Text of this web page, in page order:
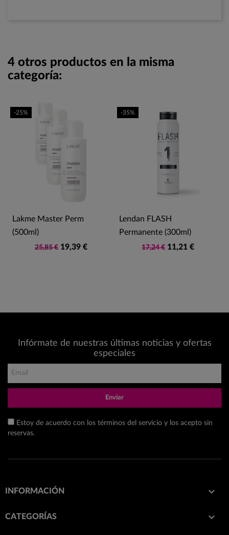
4 otros productos en la misma
categoría:
Lakme Master Perm
(500ml)
25,85 € 19,39 €
-25%
Lendan FLASH
Permanente (300ml)
17,24 € 11,21 €
-35%
Infórmate de nuestras últimas noticias y ofertas
especiales
Enviar
Estoy de acuerdo con los términos del servicio y los acepto sin
reservas.
INFORMACIÓN 
CATEGORÍAS 